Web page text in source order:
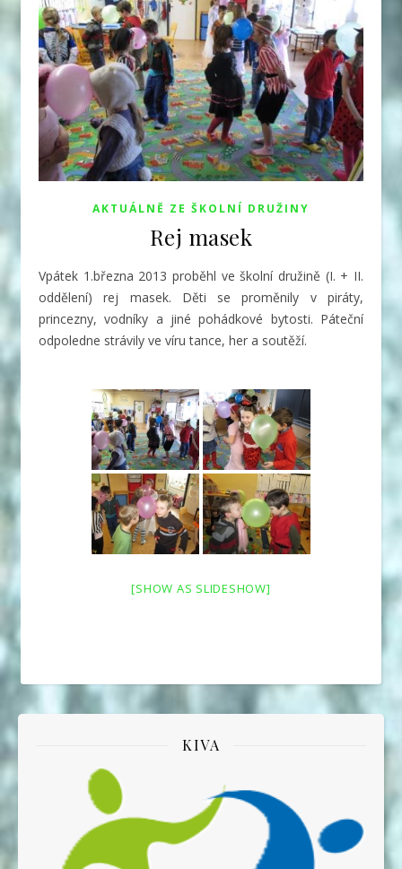
AKTUÁLNĚ ZE ŠKOLNÍ DRUŽINY
Rej masek
Vpátek 1.března 2013 proběhl ve školní družině (I. + II.
oddělení) rej masek. Děti se proměnily v piráty,
princezny, vodníky a jiné pohádkové bytosti. Páteční
odpoledne strávily ve víru tance, her a soutěží.
[SHOW AS SLIDESHOW]
KIVA